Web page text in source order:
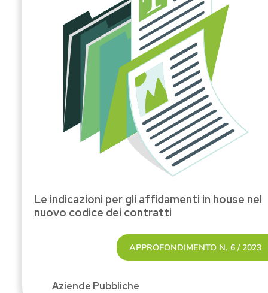
Le indicazioni per gli affidamenti in house nel
nuovo codice dei contratti
APPROFONDIMENTO N. 6 / 2023
Aziende Pubbliche